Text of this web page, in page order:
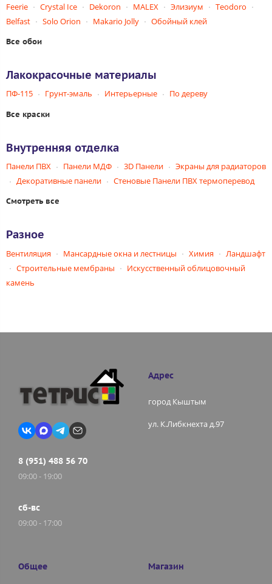
Feerie
Crystal Ice Dekoron MALEX Элизиум
Teodoro
Belfast
Solo Orion Makario Jolly Обойный клей
Все обои
Лакокрасочные материалы
ПФ-115 Грунт-эмаль Интерьерные По дереву
Все краски
Внутренняя отделка
Панели ПВХ Панели МДФ 3D Панели
Экраны для радиаторов
Декоративные панели
Стеновые Панели ПВХ термоперевод
Смотреть все
Разное
Вентиляция Мансардные окна и лестницы Химия
Ландшафт
Строительные мембраны
Искусственный облицовочный
камень
8 (951) 488 56 70
09:00 - 19:00
сб-вс
09:00 - 17:00
Адрес
город Кыштым
ул. К.Либкнехта д.97
Общее Магазин